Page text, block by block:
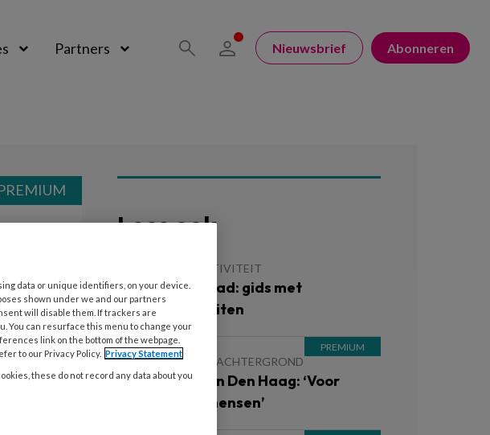
Partners Nieuwsbrief Abonneren
Delen
-
Lees ook
ACTIVITEIT
Gratis download: gids met
zomeractiviteiten
27 MAART 2026 ACHTERGROND
Bso Ferguson in Den Haag: ‘Voor
echte buitenmensen’
data or unique identifiers, on your device.
shown under we and our partners
will disable them. If trackers are
You can resurface this menu to change your
link on the bottom of the webpage.
to our Privacy Policy. Privacy Statement
these do not record any data about you